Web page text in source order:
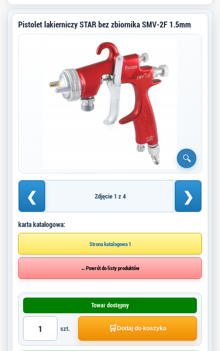
Pistolet lakierniczy STAR bez zbiornika SMV-2F 1.5mm
❮ Zdjęcie 1 z 4 ❯
karta katalogowa:
Strona katalogowa 1
←Powrót do listy produktów
Towar dostępny
szt. 🛒Dodaj do koszyka